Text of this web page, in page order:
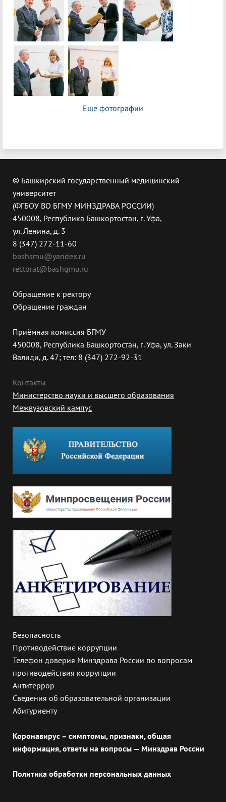
Еще фотографии
© Башкирский государственный медицинский
университет
(ФГБОУ ВО БГМУ МИНЗДРАВА РОССИИ)
450008, Республика Башкортостан, г. Уфа,
ул. Ленина, д. 3
8 (347) 272-11-60
bashsmu@yandex.ru
rectorat@bashgmu.ru
Обращение к ректору
Обращение граждан
Приёмная комиссия БГМУ
450008, Республика Башкортостан, г. Уфа, ул. Заки
Валиди, д. 47; тел: 8 (347) 272-92-31
Контакты
Министерство науки и высшего образования
Межвузовский кампус
Безопасность
Противодействие коррупции
Телефон доверия Минздрава России по вопросам
противодействия коррупции
Антитеррор
Сведения об образовательной организации
Абитуриенту
Коронавирус – симптомы, признаки, общая
информация, ответы на вопросы — Минздрав России
Политика обработки персональных данных